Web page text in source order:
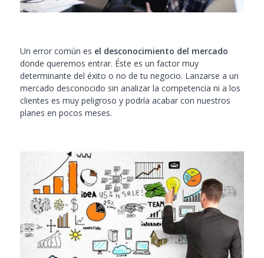
Un error común es el desconocimiento del mercado
donde queremos entrar. Éste es un factor muy
determinante del éxito o no de tu negocio. Lanzarse a un
mercado desconocido sin analizar la competencia ni a los
clientes es muy peligroso y podría acabar con nuestros
planes en pocos meses.